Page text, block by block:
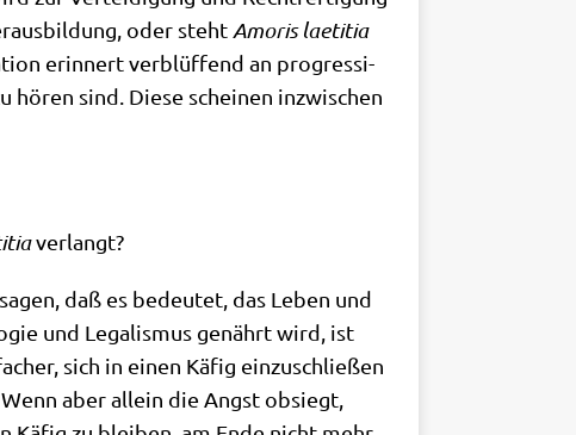
oder steht Amo­ris lae­ti­tia
erin­nert ver­blüf­fend an pro­gres­si­
hören sind. Die­se schei­nen inzwi­schen
verlangt?
daß es bedeu­tet, das Leben und
und Lega­lis­mus genährt wird, ist
sich in einen Käfig ein­zu­schlie­ßen
aber allein die Angst obsiegt,